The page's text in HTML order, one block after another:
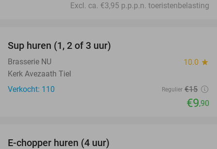
Excl. ca. €3,95 p.p.p.n. toeristenbelasting
Sup huren (1, 2 of 3 uur)
Brasserie NU 10.0 star
Kerk Avezaath Tiel
Verkocht: 110
Regulier €15
€9,90
E-chopper huren (4 uur)